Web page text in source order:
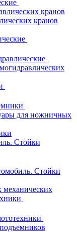
кранов
кранов
для ножничных
Стойки
Стойки
механических